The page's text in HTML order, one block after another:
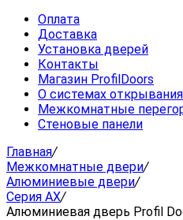
Оплата
Доставка
Установка дверей
Контакты
Магазин ProfilDoors
О системах открывания
Межкомнатные
Стеновые панели
Главная/
Межкомнатные двери/
Алюминиевые двери/
Серия AX/
Алюминиевая дверь Profil